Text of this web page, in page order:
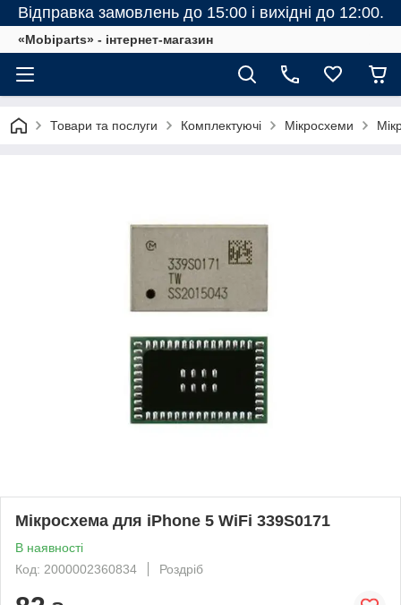
Відправка замовлень до 15:00 і вихідні до 12:00.
«Mobiparts» - інтернет-магазин
Товари та послуги Комплектуючі Мікросхеми
Мікросхема для iPhone 5 WiFi 339S0171
В наявності
Код: 2000002360834
Роздріб